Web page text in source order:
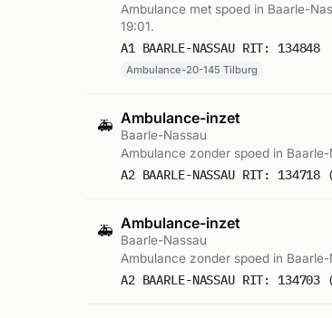
Ambulance met spoed in Baarle-
19:01.
A1 BAARLE-NASSAU RIT: 134848
Ambulance-20-145 Tilburg
🚑 Ambulance-inzet
Baarle-Nassau
Ambulance zonder spoed in Baarle-
A2 BAARLE-NASSAU RIT:
🚑 Ambulance-inzet
Baarle-Nassau
Ambulance zonder spoed in
A2 BAARLE-NASSAU RIT: